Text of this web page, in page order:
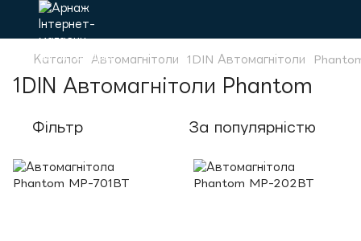
Каталог Автомагнітоли 1DIN Автомагнітоли
1DIN Автомагнітоли Phantom
Фільтр За популярністю